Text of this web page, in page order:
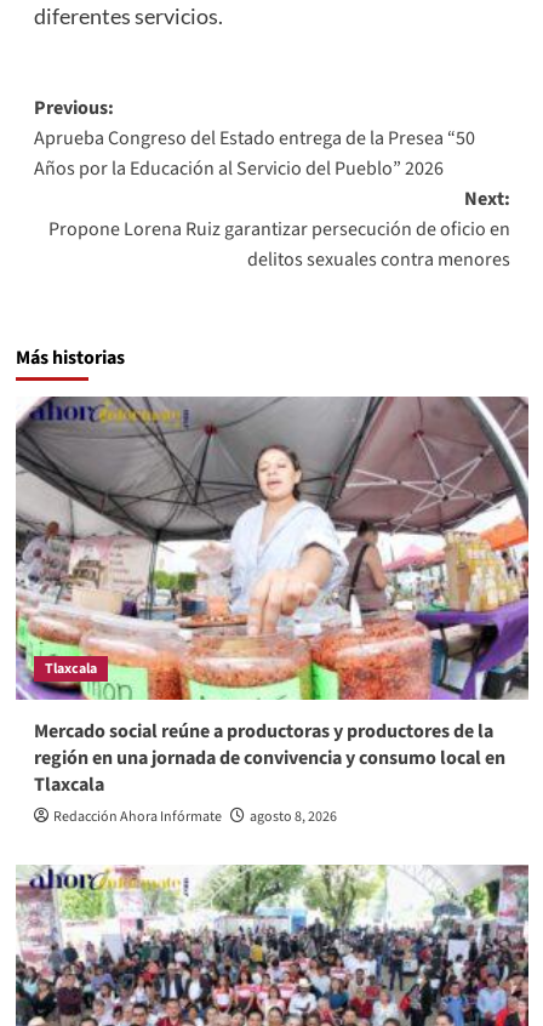
diferentes servicios.
Post
navigation
Previous:
Aprueba Congreso del Estado entrega de la Presea “50
Años por la Educación al Servicio del Pueblo” 2026
Next:
Propone Lorena Ruiz garantizar persecución de oficio en
delitos sexuales contra menores
Más historias
Tlaxcala
Mercado social reúne a productoras y productores de la
región en una jornada de convivencia y consumo local en
Tlaxcala
Redacción Ahora Infórmate agosto 8, 2026